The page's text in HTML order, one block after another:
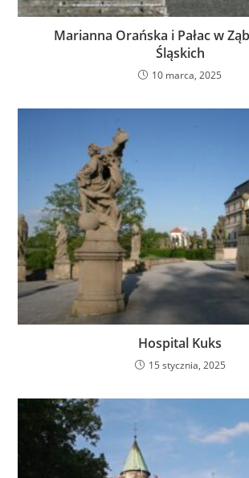
Marianna Orańska i Pałac w
Śląskich
10 marca, 2025
Hospital Kuks
15 stycznia, 2025